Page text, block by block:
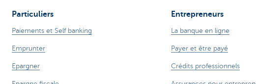
Particuliers
Paiements et Self banking
Emprunter
Epargner
Entrepreneurs
La banque en ligne
Payer et être payé
Crédits professionnels